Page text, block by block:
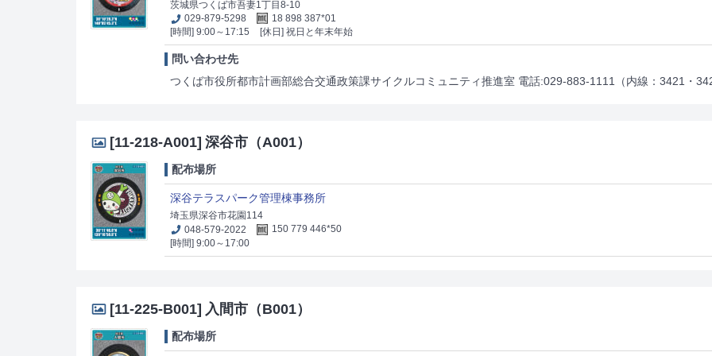
茨城県つくば市吾妻1丁目8-10
029-879-5298
18 898 387*01
[時間] 9:00～17:15
[休日] 祝日と年末年始
問い合わせ先
つくば市役所都市計画部総合交通政策課サイクルコミュニティ推進室 電話:029-883-1111（内線：3421・
[11-218-A001] 深谷市（A001）
配布場所
深谷テラスパーク管理棟事務所
埼玉県深谷市花園114
048-579-2022
150 779 446*50
[時間] 9:00～17:00
[11-225-B001] 入間市（B001）
配布場所